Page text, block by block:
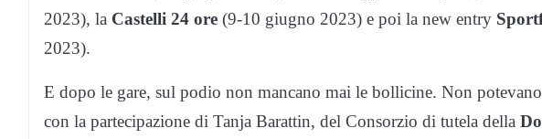
2023), la Castelli 24 ore (9-10 giugno 2023) e poi la new entry
2023).
E dopo le gare, sul podio non mancano mai le bollicine. Non potevano
con la partecipazione di Tanja Barattin, del Consorzio di tutela della